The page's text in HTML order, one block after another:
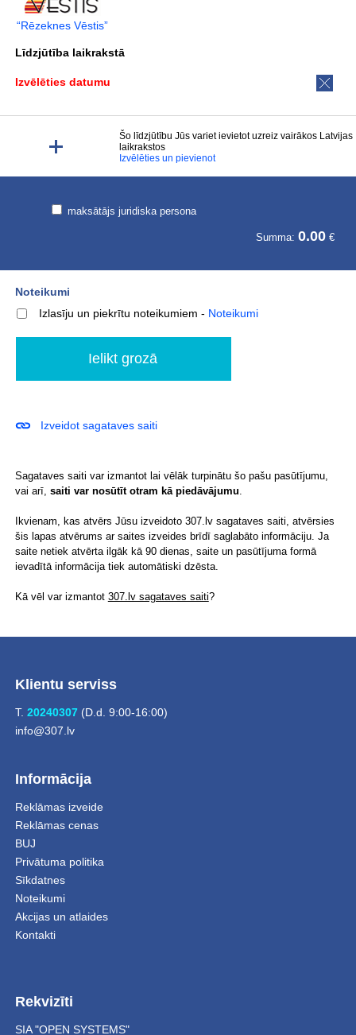
“Rēzeknes Vēstis”
Līdzjūtība laikrakstā
Izvēlēties datumu
Šo līdzjūtību Jūs variet ievietot uzreiz vairākos Latvijas
laikrakstos
Izvēlēties un pievienot
maksātājs juridiska persona
Summa: 0.00€
Noteikumi
Izlasīju un piekrītu noteikumiem - Noteikumi
Izveidot sagataves saiti
Sagataves saiti var izmantot lai vēlāk turpinātu šo pašu pasūtījumu,
vai arī, saiti var nosūtīt otram kā piedāvājumu
Ikvienam, kas atvērs Jūsu izveidoto 307.lv sagataves saiti, atvērsies
šis lapas atvērums ar saites izveides brīdī saglabāto informāciju. Ja
saite netiek atvērta ilgāk kā 90 dienas, saite un pasūtījuma formā
ievadītā informācija tiek automātiski dzēsta.
Kā vēl var izmantot 307.lv sagataves saiti?
Klientu serviss
T. 20240307(D.d. 9:00-16:00)
info@307.lv
Informācija
Reklāmas izveide
Reklāmas cenas
BUJ
Privātuma politika
Sīkdatnes
Noteikumi
Akcijas un atlaides
Kontakti
Rekvizīti
SIA "OPEN SYSTEMS"